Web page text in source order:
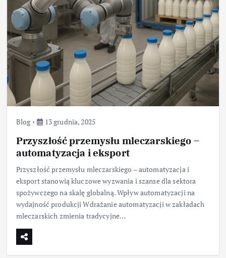
Blog 13 grudnia, 2025
Przyszłość przemysłu mleczarskiego –
automatyzacja i eksport
Przyszłość przemysłu mleczarskiego – automatyzacja i
eksport stanowią kluczowe wyzwania i szanse dla sektora
spożywczego na skalę globalną. Wpływ automatyzacji na
wydajność produkcji Wdrażanie automatyzacji w zakładach
mleczarskich zmienia tradycyjne…